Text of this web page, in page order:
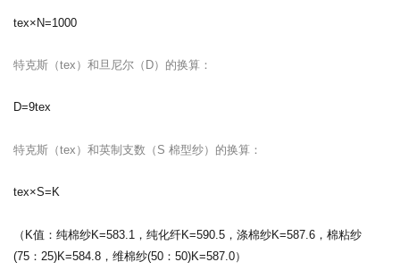
tex×N=1000
特克斯（tex）和旦尼尔（D）的换算：
D=9tex
特克斯（tex）和英制支数（S 棉型纱）的换算：
tex×S=K
（ K值：纯棉纱K=583.1，纯化纤K=590.5，涤棉纱K=587.6，棉粘纱
(75：25)K=584.8，维棉纱(50：50)K=587.0）